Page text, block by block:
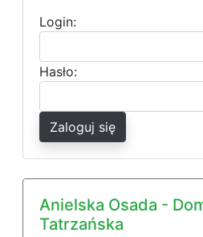
Login:
Hasło:
Zaloguj się
Anielska Osada -
Tatrzańska